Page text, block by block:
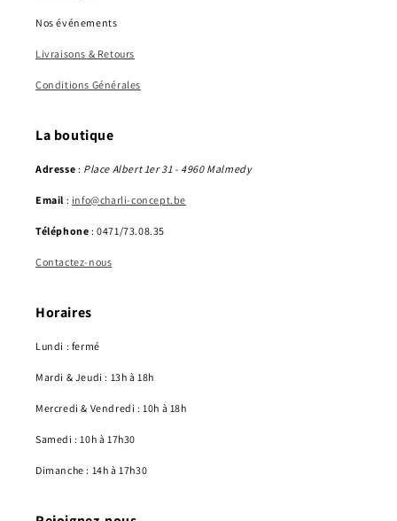
Nos événements
Livraisons & Retours
Conditions Générales
La boutique
Adresse : Place Albert 1er 31 - 4960 Malmedy
Email : info@charli-concept.be
Téléphone : 0471/73.08.35
Contactez-nous
Horaires
Lundi : fermé
Mardi & Jeudi : 13h à 18h
Mercredi & Vendredi : 10h à 18h
Samedi : 10h à 17h30
Dimanche : 14h à 17h30